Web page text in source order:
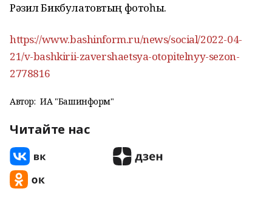
Рәзил Бикбулатовтың фотоһы.
https://www.bashinform.ru/news/social/2022-04-
21/v-bashkirii-zavershaetsya-otopitelnyy-sezon-
2778816
Автор: ИА "Башинформ"
Читайте нас